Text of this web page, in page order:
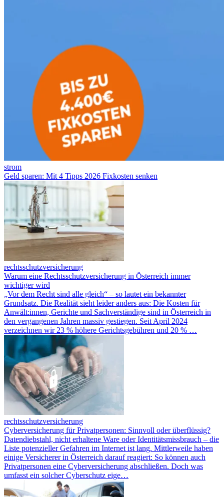
strom
Geld sparen: Mit 4 Tipps 2026 Fixkosten senken
rechtsschutzversicherung
Warum eine Rechtsschutzversicherung in Österreich immer
wichtiger wird
„Vor dem Recht sind alle gleich“ – so lautet ein bekannter
Grundsatz. Die Realität sieht leider anders aus: Die Kosten für
Anwält:innen, Gerichte und Sachverständige sind in Österreich in
den vergangenen Jahren massiv gestiegen. Seit April 2024
verzeichnen wir 23 % höhere Gerichtsgebühren und 20 % …
rechtsschutzversicherung
Cyberversicherung für Privatpersonen: Sinnvoll oder überflüssig?
Datendiebstahl, nicht erhaltene Ware oder Identitätsmissbrauch – die
Liste potenzieller Gefahren im Internet ist lang. Mittlerweile haben
einige Versicherer in Österreich darauf reagiert: So können auch
Privatpersonen eine Cyberversicherung abschließen. Doch was
umfasst ein solcher Cyberschutz eige…